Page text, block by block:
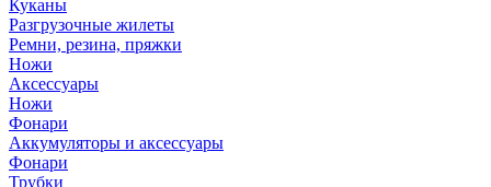
Куканы
Разгрузочные жилеты
Ремни, резина, пряжки
Ножи
Аксессуары
Ножи
Фонари
Аккумуляторы и аксессуары
Фонари
Трубки